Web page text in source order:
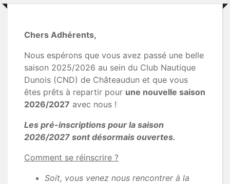
Chers Adhérents,
Nous espérons que vous avez passé une belle
saison 2025/2026 au sein du Club Nautique
Dunois (CND) de Châteaudun et que vous
êtes prêts à repartir pour une nouvelle saison
2026/2027 avec nous !
Les pré-inscriptions pour la saison
2026/2027 sont désormais ouvertes.
Comment se réinscrire ?
Soit, vous venez nous rencontrer à la